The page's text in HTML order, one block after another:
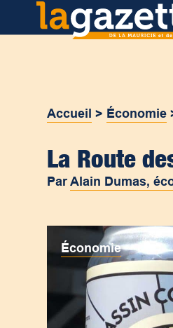
Accueil > Économie
La Route
ParAlain Dumas,
Économie